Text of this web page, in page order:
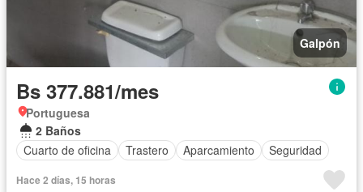
Galpón
Bs 377.881/mes
Portuguesa
2 Baños
Cuarto de oficina
Trastero Aparcamiento Seguridad
Hace 2 días, 15 horas